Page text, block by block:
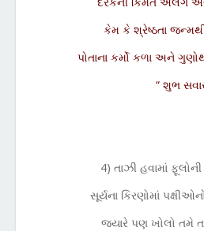
કેમ કે શ્રેષ્ઠતા
પોતાના કર્મો કળા અને
“ શુભ
4) તાઝી હવામાં
સૂર્યના કિરણોમાં
જયારે પણ ખોલો તમે